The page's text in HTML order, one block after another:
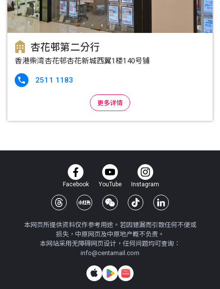
杏花邨第二分行
香港柴湾杏花邨杏花新城西翼1楼140号铺
 2511 1183
更多详情
Facebook YouTube Instagram
本网页所提供资料仅作参考用途。若因错漏而引致任何不便或
损失，中原网页及中原地产概不负责。
本网站采用无障碍网页设计，任何问题均可查询：
info@centamail.com